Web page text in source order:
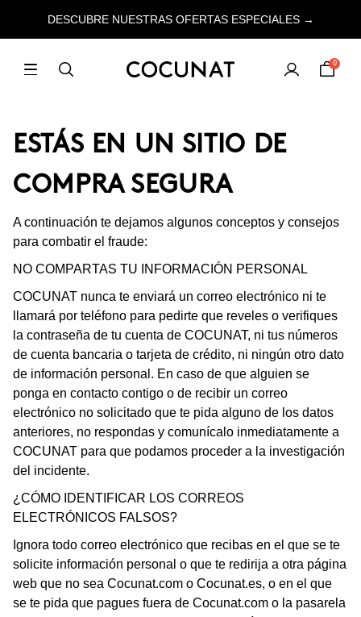
DESCUBRE NUESTRAS OFERTAS ESPECIALES →
0
ESTÁS EN UN SITIO DE
COMPRA SEGURA
A continuación te dejamos algunos conceptos y consejos
para combatir el fraude:
NO COMPARTAS TU INFORMACIÓN PERSONAL
COCUNAT nunca te enviará un correo electrónico ni te
llamará por teléfono para pedirte que reveles o verifiques
la contraseña de tu cuenta de COCUNAT, ni tus números
de cuenta bancaria o tarjeta de crédito, ni ningún otro dato
de información personal. En caso de que alguien se
ponga en contacto contigo o de recibir un correo
electrónico no solicitado que te pida alguno de los datos
anteriores, no respondas y comunícalo inmediatamente a
COCUNAT para que podamos proceder a la investigación
del incidente.
¿CÓMO IDENTIFICAR LOS CORREOS
ELECTRÓNICOS FALSOS?
Ignora todo correo electrónico que recibas en el que se te
solicite información personal o que te redirija a otra página
web que no sea Cocunat.com o Cocunat.es, o en el que
se te pida que pagues fuera de Cocunat.com o la pasarela